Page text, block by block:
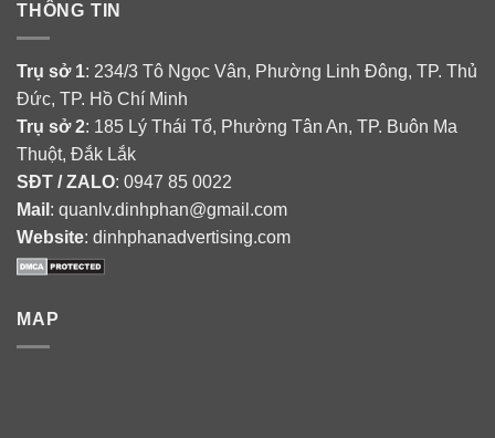
THÔNG TIN
Trụ sở 1: 234/3 Tô Ngọc Vân, Phường Linh Đông, TP. Thủ
Đức, TP. Hồ Chí Minh
Trụ sở 2: 185 Lý Thái Tổ, Phường Tân An, TP. Buôn Ma
Thuột, Đắk Lắk
SĐT / ZALO: 0947 85 0022
Mail : quanlv.dinhphan@gmail.com
Website: dinhphanadvertising.com
MAP